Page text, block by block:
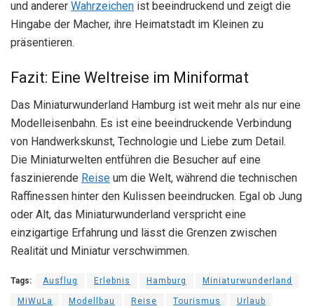
und anderer Wahrzeichen ist beeindruckend und zeigt die
Hingabe der Macher, ihre Heimatstadt im Kleinen zu
präsentieren.
Fazit: Eine Weltreise im Miniformat
Das Miniaturwunderland Hamburg ist weit mehr als nur eine
Modelleisenbahn. Es ist eine beeindruckende Verbindung
von Handwerkskunst, Technologie und Liebe zum Detail.
Die Miniaturwelten entführen die Besucher auf eine
faszinierende Reise um die Welt, während die technischen
Raffinessen hinter den Kulissen beeindrucken. Egal ob Jung
oder Alt, das Miniaturwunderland verspricht eine
einzigartige Erfahrung und lässt die Grenzen zwischen
Realität und Miniatur verschwimmen.
Tags: Ausflug Erlebnis Hamburg Miniaturwunderland
MiWuLa Modellbau Reise Tourismus Urlaub